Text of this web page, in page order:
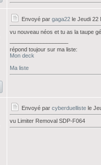
Envoyé par gaga22 le Jeudi 22
vu nouveau néos et tu as la taupe
répond toujour sur ma liste:
Mon deck
Ma liste
Envoyé par cyberduelliste le
vu Limiter Removal SDP-F064